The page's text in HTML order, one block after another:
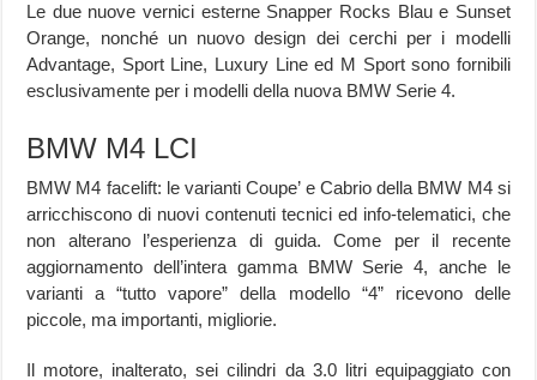
Le due nuove vernici esterne Snapper Rocks Blau e Sunset
Orange, nonché un nuovo design dei cerchi per i modelli
Advantage, Sport Line, Luxury Line ed M Sport sono fornibili
esclusivamente per i modelli della nuova BMW Serie 4.
BMW M4 LCI
BMW M4 facelift: le varianti Coupe’ e Cabrio della BMW M4 si
arricchiscono di nuovi contenuti tecnici ed info-telematici, che
non alterano l’esperienza di guida. Come per il recente
aggiornamento dell’intera gamma BMW Serie 4, anche le
varianti a “tutto vapore” della modello “4” ricevono delle
piccole, ma importanti, migliorie.
Il motore, inalterato, sei cilindri da 3.0 litri equipaggiato con